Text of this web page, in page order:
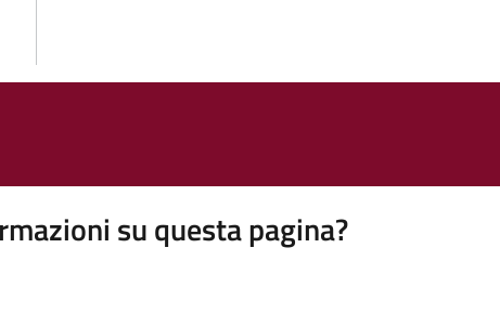
su questa pagina?